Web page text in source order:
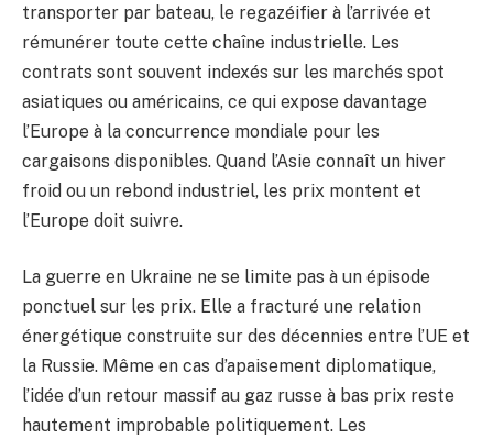
transporter par bateau, le regazéifier à l’arrivée et
rémunérer toute cette chaîne industrielle. Les
contrats sont souvent indexés sur les marchés spot
asiatiques ou américains, ce qui expose davantage
l’Europe à la concurrence mondiale pour les
cargaisons disponibles. Quand l’Asie connaît un hiver
froid ou un rebond industriel, les prix montent et
l’Europe doit suivre.
La guerre en Ukraine ne se limite pas à un épisode
ponctuel sur les prix. Elle a fracturé une relation
énergétique construite sur des décennies entre l’UE et
la Russie. Même en cas d’apaisement diplomatique,
l’idée d’un retour massif au gaz russe à bas prix reste
hautement improbable politiquement. Les